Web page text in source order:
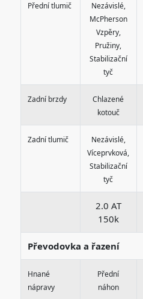
Přední tlumič
Nezávislé,
McPherson
Vzpěry,
Pružiny,
Stabilizační
tyč
Zadní brzdy
Chlazené
kotouč
Zadní tlumič
Nezávislé,
Víceprvková,
Stabilizační
tyč
2.0 AT
150k
Převodovka a řazení
Hnané
nápravy
Přední
náhon